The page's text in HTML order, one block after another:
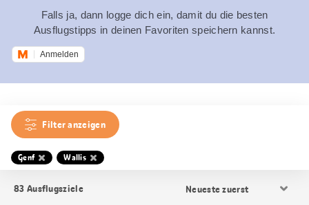
Falls ja, dann logge dich ein, damit du die besten
Ausflugstipps in deinen Favoriten speichern kannst.
Anmelden
Filter anzeigen
Genf Wallis
83 Ausflugsziele
Sortierung